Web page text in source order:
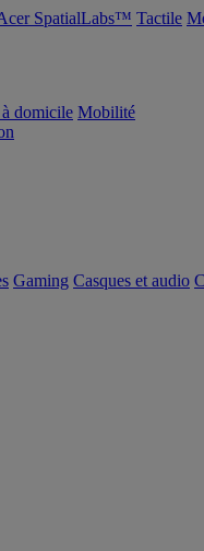
SpatialLabs™ Tactile
domicile Mobilité
Gaming Casques et audio